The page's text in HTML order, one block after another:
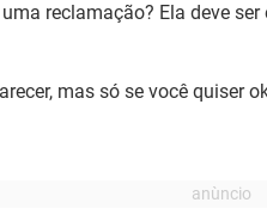
reclamação? Ela deve
mas só se você quiser